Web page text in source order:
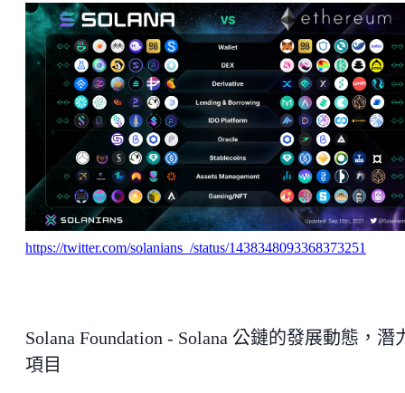
https://twitter.com/solanians_/status/1438348093368373251
Solana Foundation - Solana 公鏈的發展動態，潛
項目